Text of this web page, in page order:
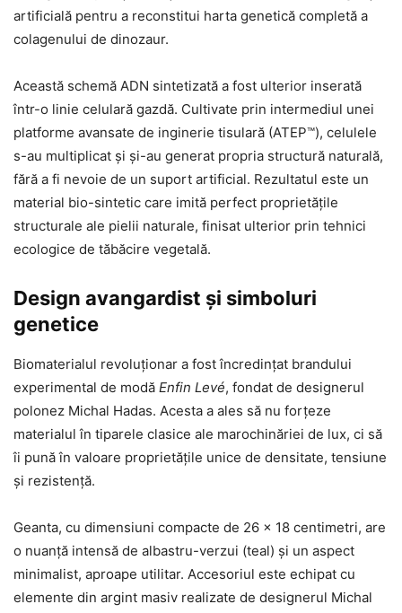
artificială pentru a reconstitui harta genetică completă a
colagenului de dinozaur.
Această schemă ADN sintetizată a fost ulterior inserată
într-o linie celulară gazdă. Cultivate prin intermediul unei
platforme avansate de inginerie tisulară (ATEP™), celulele
s-au multiplicat și și-au generat propria structură naturală,
fără a fi nevoie de un suport artificial. Rezultatul este un
material bio-sintetic care imită perfect proprietățile
structurale ale pielii naturale, finisat ulterior prin tehnici
ecologice de tăbăcire vegetală.
Design avangardist și simboluri
genetice
Biomaterialul revoluționar a fost încredințat brandului
experimental de modă Enfin Levé, fondat de designerul
polonez Michal Hadas. Acesta a ales să nu forțeze
materialul în tiparele clasice ale marochinăriei de lux, ci să
îi pună în valoare proprietățile unice de densitate, tensiune
și rezistență.
Geanta, cu dimensiuni compacte de 26 x 18 centimetri, are
o nuanță intensă de albastru-verzui (teal) și un aspect
minimalist, aproape utilitar. Accesoriul este echipat cu
elemente din argint masiv realizate de designerul Michal